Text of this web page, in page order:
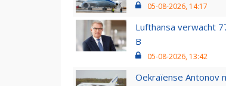
05-08-2026, 14:17
Lufthansa verwacht
B
05-08-2026, 13:42
Oekraïense Antonov